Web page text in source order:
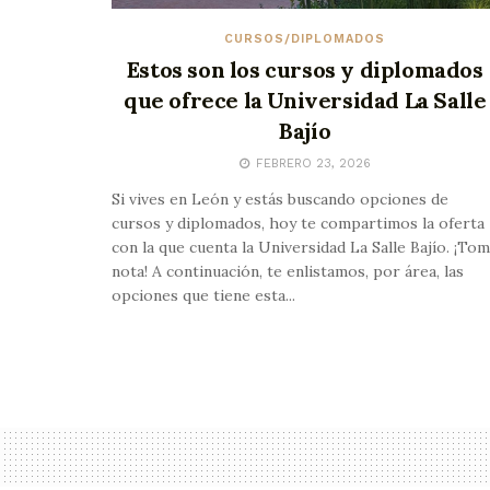
CURSOS/DIPLOMADOS
Estos son los cursos y diplomados
que ofrece la Universidad La Salle
Bajío
FEBRERO 23, 2026
Si vives en León y estás buscando opciones de
cursos y diplomados, hoy te compartimos la oferta
con la que cuenta la Universidad La Salle Bajío.
nota! A continuación, te enlistamos, por área, las
opciones que tiene esta...